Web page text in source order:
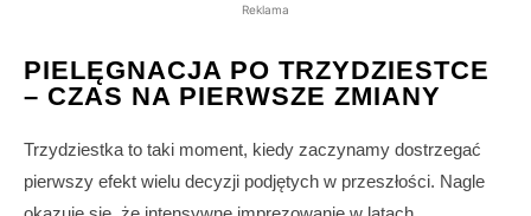
Reklama
PIELĘGNACJA PO TRZYDZIESTCE
– CZAS NA PIERWSZE ZMIANY
Trzydziestka to taki moment, kiedy zaczynamy dostrzegać
pierwszy efekt wielu decyzji podjętych w przeszłości. Nagle